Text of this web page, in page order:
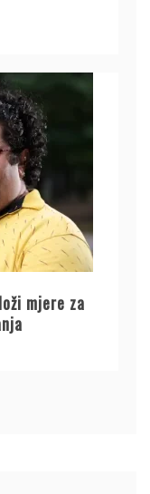
mjere za